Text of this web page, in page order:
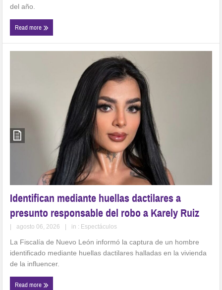
del año.
Read more
Identifican mediante huellas dactilares a
presunto responsable del robo a Karely Ruiz
agosto 06, 2026 in : Espectáculos
La Fiscalía de Nuevo León informó la captura de un hombre
identificado mediante huellas dactilares halladas en la vivienda
de la influencer.
Read more